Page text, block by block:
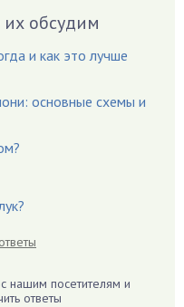
обсудим
и как это лучше
основные схемы и
нашим посетителям и
ответы